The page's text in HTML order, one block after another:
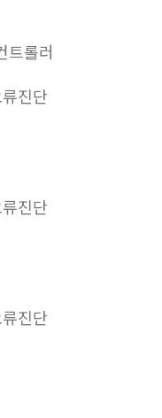
트롤러
진단
진단
진단